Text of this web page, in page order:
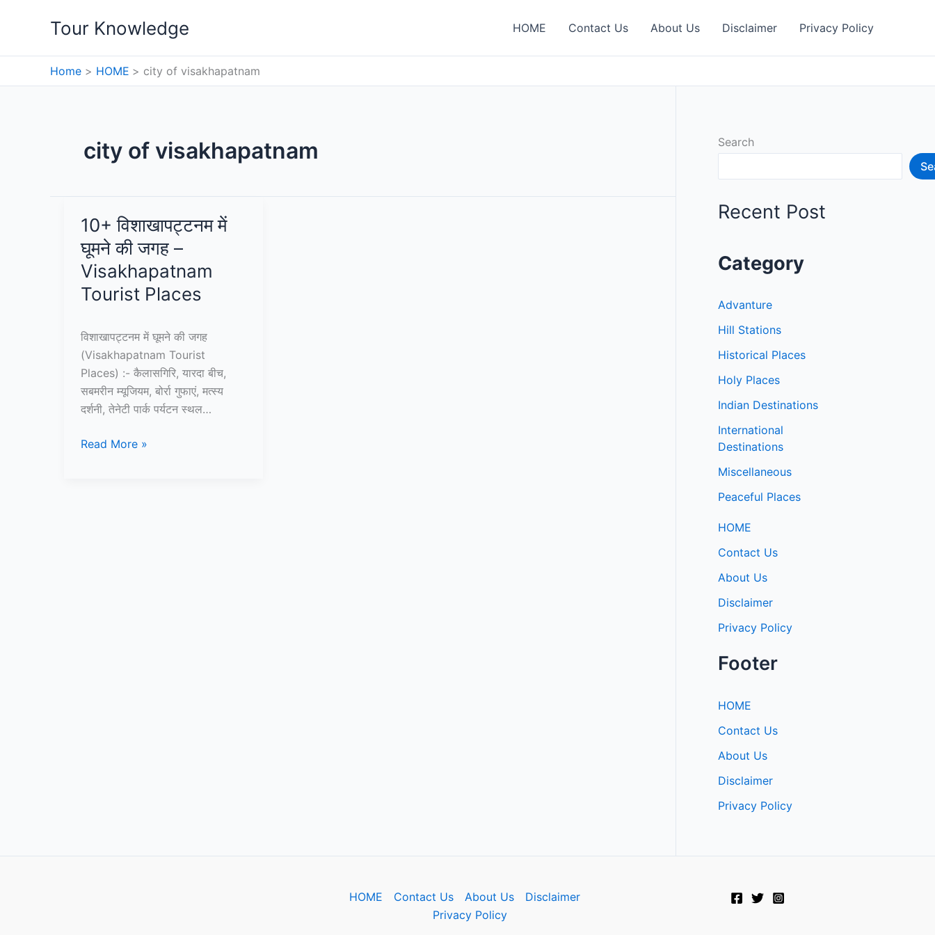
Tour Knowledge HOME Contact Us About Us Disclaimer Privacy Policy
Home HOME city of visakhapatnam
city of visakhapatnam
10+ विशाखापट्टनम में
घूमने की जगह –
Visakhapatnam
Tourist Places
विशाखापट्टनम में घूमने की जगह
(Visakhapatnam Tourist
Places) :- कैलासगिरि, यारदा बीच,
सबमरीन म्यूजियम, बोर्रा गुफाएं, मत्स्य
दर्शनी, तेनेटी पार्क पर्यटन स्थल…
10+
Read More »
Search
Recent Post
Category
Advanture
Hill Stations
Historical Places
Holy Places
Indian Destinations
International
Destinations
Miscellaneous
Peaceful Places
HOME
Contact Us
About Us
Disclaimer
Privacy Policy
Footer
HOME
Contact Us
About Us
Disclaimer
Privacy Policy
HOME Contact Us About Us
Disclaimer
Privacy Policy